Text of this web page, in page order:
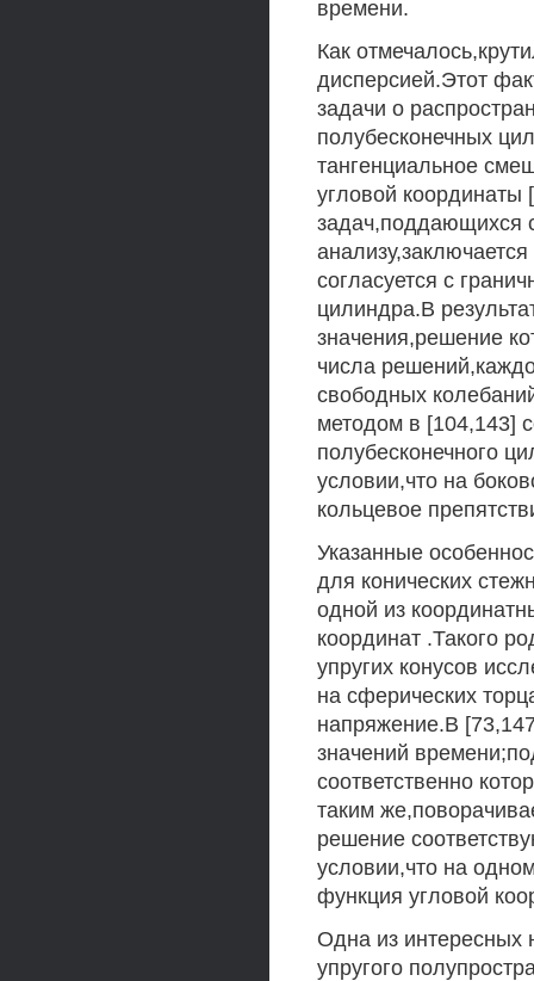
времени.
Как
дисперсией.Этот
задачи о
полубесконечных
тангенциальное
угловой координаты
задач,поддающихся
согласуется с
цилиндра.В
значения,решение
числа
свободных
методом в [104,143]
полубесконечного
условии,что на
кольцевое
Указанные
для конических
одной из
координат .Такого
упругих конусов
на сферических
напряжение.В
значений
соответственно
таким
решение
условии,что на
функция угловой
Одна из интересных
упругого